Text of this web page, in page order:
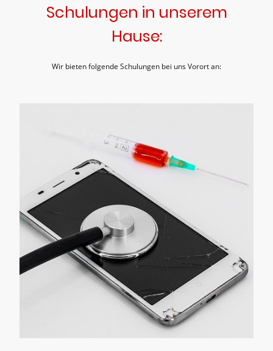
Schulungen in unserem
Hause:
Wir bieten folgende Schulungen bei uns Vorort an: